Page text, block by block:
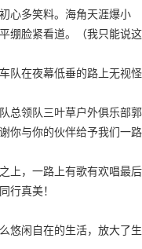
心多笑料。海角天涯爆小
绷脸紧看道。（我只能说这
队在夜幕低垂的路上无视怪
总领队三叶草户外俱乐部郭
你与你的伙伴给予我们一路
上，一路上有歌有欢唱最后
行真美！
悠闲自在的生活，放大了生